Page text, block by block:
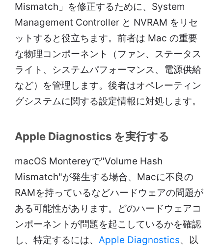
Mismatch」を修正するために、System
Management Controller と NVRAM をリセ
ットすると役立ちます。前者は Mac の重要
な物理コンポーネント（ファン、ステータス
ライト、システムパフォーマンス、電源供給
など）を管理します。後者はオペレーティン
グシステムに関する設定情報に対処します。
Apple Diagnostics を実行する
macOS Montereyで"Volume Hash
Mismatch"が発生する場合、Macに不良の
RAMを持っているなどハードウェアの問題が
ある可能性があります。どのハードウェアコ
ンポーネントが問題を起こしているかを確認
し、特定するには、 Apple Diagnostics、以